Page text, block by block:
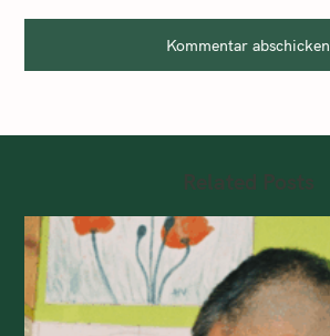
Kommentar abschicken
Related Posts